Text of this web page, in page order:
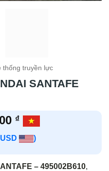
thống truyền lực
SANTAFE
₫
)
– 495002B610,